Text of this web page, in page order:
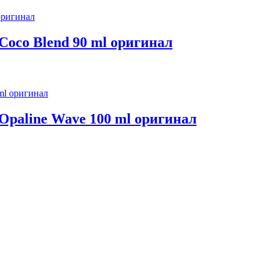
Blend 90 ml оригинал
Wave 100 ml оригинал